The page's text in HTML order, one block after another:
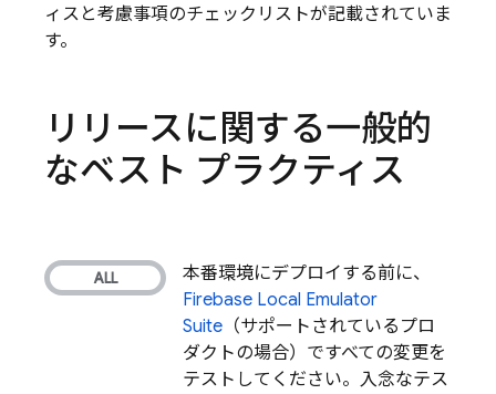
ィスと考慮事項のチェックリストが記載されていま
す。
リリースに関する一般的
なベスト プラクティス
本番環境にデプロイする前に、
Firebase Local Emulator
Suite （サポートされているプロ
ダクトの場合）ですべての変更を
テストしてください。入念なテス